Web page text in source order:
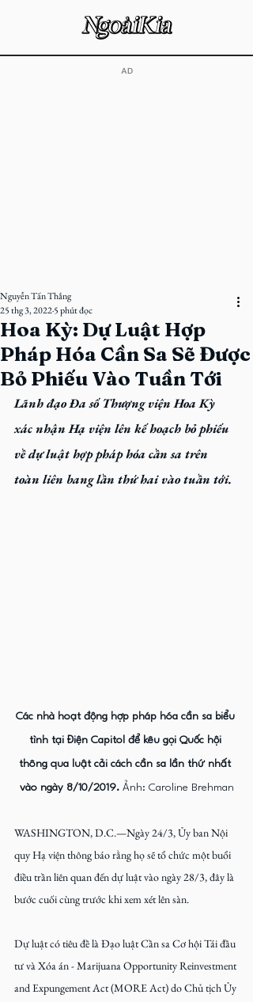
​AD
Hoa Kỳ: Dự Luật Hợp
Pháp Hóa Cần Sa Sẽ Được
Bỏ Phiếu Vào Tuần Tới
Nguyễn Tấn Thắng
25 thg 3, 20225 phút đọc
Lãnh đạo Đa số Thượng viện Hoa Kỳ
xác nhận Hạ viện lên kế hoạch bỏ phiếu
về dự luật hợp pháp hóa cần sa trên
toàn liên bang lần thứ hai vào tuần tới.
Các nhà hoạt động hợp pháp hóa cần sa biểu
tình tại Điện Capitol để kêu gọi Quốc hội
thông qua luật cải cách cần sa lần thứ nhất
vào ngày 8/10/2019. Ảnh: Caroline Brehman
WASHINGTON, D.C.—Ngày 24/3, Ủy ban Nội
quy Hạ viện thông báo rằng họ sẽ tổ chức một buổi
điều trần liên quan đến dự luật vào ngày 28/3, đây là
bước cuối cùng trước khi xem xét lên sàn.
Dự luật có tiêu đề là Đạo luật Cần sa Cơ hội Tái đầu
tư và Xóa án - Marijuana Opportunity Reinvestment
and Expungement Act (MORE Act) do Chủ tịch Ủy